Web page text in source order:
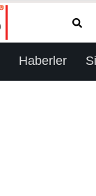
Haberler